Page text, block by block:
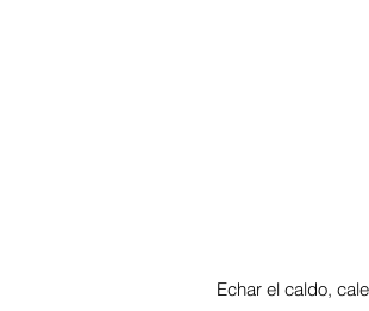
Echar el caldo,